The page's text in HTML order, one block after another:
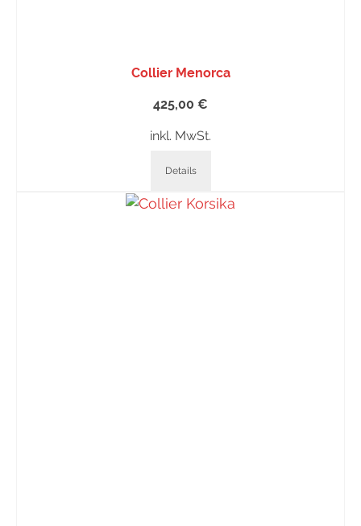
Collier Menorca
425,00 €
inkl. MwSt.
Details